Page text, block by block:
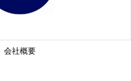
会社概要